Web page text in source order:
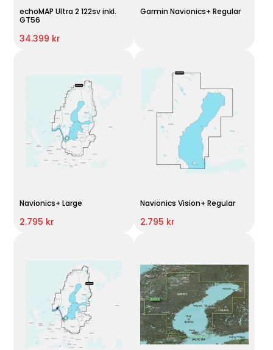
echoMAP Ultra 2 122sv inkl.
GT56
34.399 kr
Garmin Navionics+ Regular
Navionics+ Large
2.795 kr
Navionics Vision+ Regular
2.795 kr